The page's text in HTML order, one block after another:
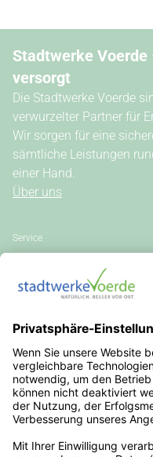
Stadtwerke
versorgt
Die Stadtwerke Voerde
verwurzelter Partner für
Wir sorgen für eine
sämtliche Leistungen
einer Hand.
Über uns
Service
Kontakt
Vertrag widerrufen
Vertragsinformationen
Stromkennzeichnung
Außergerichtliche
Steuern, Umlagen,
Veröffentlichungen nach